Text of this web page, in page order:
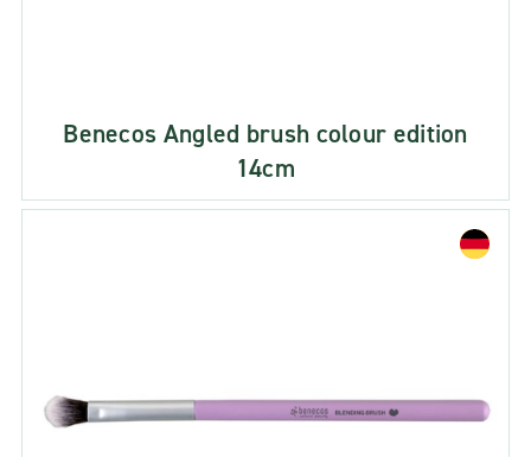
Benecos Angled brush colour edition
14cm